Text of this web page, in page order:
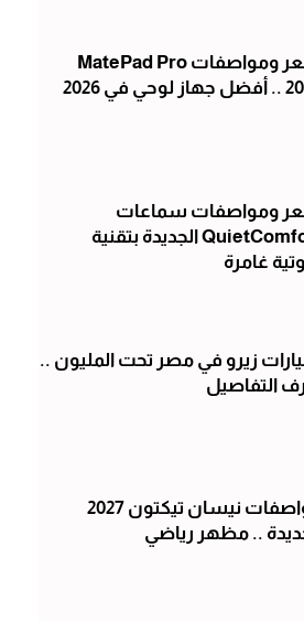
سعر ومواصفات MatePad Pro
في 2026
ومواصفات سماعات
QuietComfort الجديدة بتقنية
غامرة
زيرو في مصر تحت المليون ..
التفاصيل
مواصفات نيسان تيكتون 2027
.. مظهر رياضي